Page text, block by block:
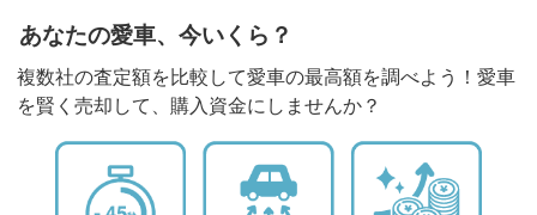
あなたの愛車、今いくら？
複数社の査定額を比較して愛車の最高額を調べよう！愛車
を賢く売却して、購入資金にしませんか？